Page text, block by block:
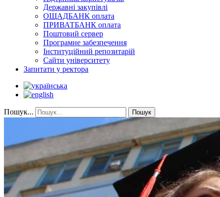
Державні закупівлі
ОЩАДБАНК оплата
ПРИВАТБАНК оплата
Поштовий сервер
Програмне забезпечення
Інституційний репозитарій
Сайти університету
Запитати у ректора
Пошук... Пошук